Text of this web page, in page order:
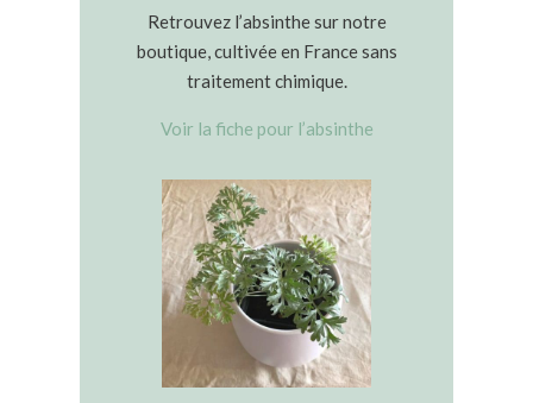
Retrouvez l’absinthe sur notre
boutique, cultivée en France sans
traitement chimique.
Voir la fiche pour l’absinthe